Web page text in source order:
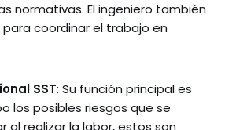
normativas. El ingeniero también
coordinar el trabajo en
SST: Su función principal es
los posibles riesgos que se
al realizar la labor, estos son